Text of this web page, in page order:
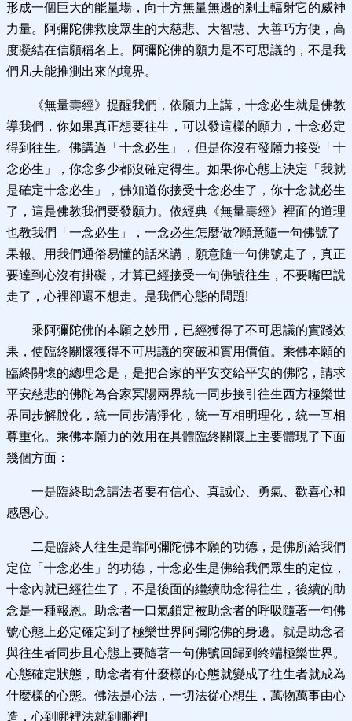
形成一個巨大的能量場，向十方無量無邊的剎土輻射它的威神
力量。阿彌陀佛救度眾生的大慈悲、大智慧、大善巧方便，高
度凝結在信願稱名上。阿彌陀佛的願力是不可思議的，不是我
們凡夫能推測出來的境界。
《無量壽經》提醒我們，依願力上講，十念必生就是佛教
導我們，你如果真正想要往生，可以發這樣的願力，十念必定
得到往生。佛講過「十念必生」，但是你沒有發願力接受「十
念必生」，你念多少都沒確定得生。如果你心態上決定「我就
是確定十念必生」，佛知道你接受十念必生了，你十念就必生
了，這是佛教我們要發願力。依經典《無量壽經》裡面的道理
也教我們「一念必生」，一念必生怎麼做?願意隨一句佛號了
果報。用我們通俗易懂的話來講，願意隨一句佛號走了，真正
要達到心沒有掛礙，才算已經接受一句佛號往生，不要嘴巴說
走了，心裡卻還不想走。是我們心態的問題!
乘阿彌陀佛的本願之妙用，已經獲得了不可思議的實踐效
果，使臨終關懷獲得不可思議的突破和實用價值。乘佛本願的
臨終關懷的總理念是，是把合家的平安交給平安的佛陀，請求
平安慈悲的佛陀為合家冥陽兩界統一同步接引往生西方極樂世
界同步解脫化，統一同步清淨化，統一互相明理化，統一互相
尊重化。乘佛本願力的效用在具體臨終關懷上主要體現了下面
幾個方面：
一是臨終助念請法者要有信心、真誠心、勇氣、歡喜心和
感恩心。
二是臨終人往生是靠阿彌陀佛本願的功德，是佛所給我們
定位「十念必生」的功德，十念必生是佛給我們眾生的定位，
十念內就已經往生了，不是後面的繼續助念得往生，後續的助
念是一種報恩。助念者一口氣鎖定被助念者的呼吸隨著一句佛
號心態上必定確定到了極樂世界阿彌陀佛的身邊。就是助念者
與往生者同步且心態上要隨著一句佛號回歸到終端極樂世界。
心態確定狀態，助念者有什麼樣的心態就變成了往生者就成為
什麼樣的心態。佛法是心法，一切法從心想生，萬物萬事由心
造，心到哪裡法就到哪裡!